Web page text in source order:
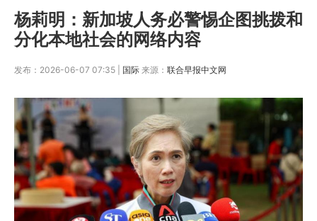
杨莉明：新加坡人务必警惕企图挑拨和
分化本地社会的网络内容
发布：2026-06-07 07:35 | 国际 来源： 联合早报中文网